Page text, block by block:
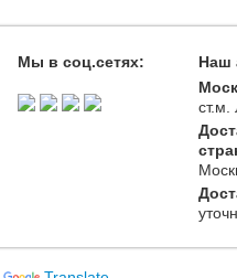
Мы в соц.сетях:
Наш
ст.м.